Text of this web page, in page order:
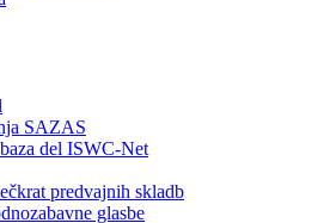
SAZAS
del ISWC-Net
predvajnih skladb
glasbe